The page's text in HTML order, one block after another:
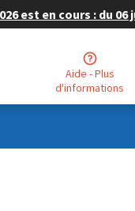
est en cours : du 06
Aide - Plus
d'informations